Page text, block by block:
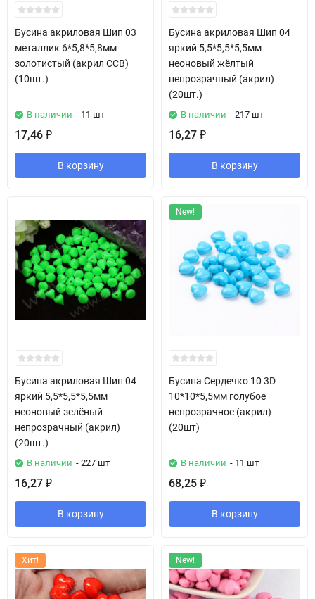
Бусина акриловая Шип 03
металлик 6*5,8*5,8мм
золотистый (акрил CCB)
(10шт.)
В наличии - 11 шт
17,46 ₽
В корзину
Бусина акриловая Шип 04
яркий 5,5*5,5*5,5мм
неоновый жёлтый
непрозрачный (акрил)
(20шт.)
В наличии - 217 шт
16,27 ₽
В корзину
Бусина акриловая Шип 04
яркий 5,5*5,5*5,5мм
неоновый зелёный
непрозрачный (акрил)
(20шт.)
В наличии - 227 шт
16,27 ₽
В корзину
New!
Бусина Сердечко 10 3D
10*10*5,5мм голубое
непрозрачное (акрил)
(20шт)
В наличии - 11 шт
68,25 ₽
В корзину
Хит! New!